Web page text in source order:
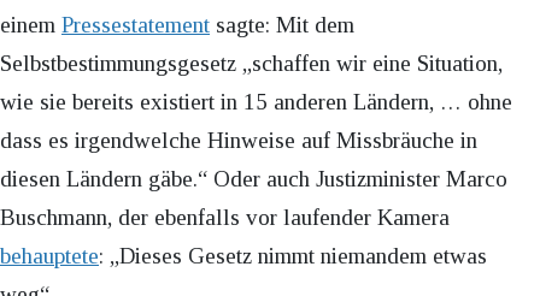
einem Pressestatement sagte: Mit dem
Selbstbestimmungsgesetz „schaffen wir eine Situation,
wie sie bereits existiert in 15 anderen Ländern, … ohne
dass es irgendwelche Hinweise auf Missbräuche in
diesen Ländern gäbe.“ Oder auch Justizminister Marco
Buschmann, der ebenfalls vor laufender Kamera
behauptete: „Dieses Gesetz nimmt niemandem etwas